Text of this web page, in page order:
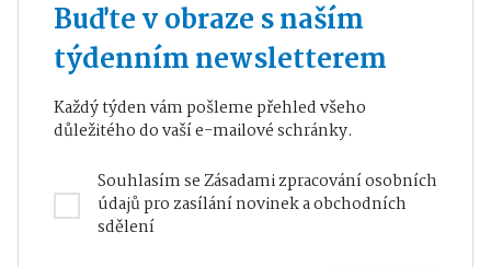
Buďte v obraze s naším
týdenním newsletterem
Každý týden vám pošleme přehled všeho
důležitého do vaší e-mailové schránky.
Souhlasím seZásadami zpracování osobních
údajůpro zasílání novinek a obchodních
sdělení